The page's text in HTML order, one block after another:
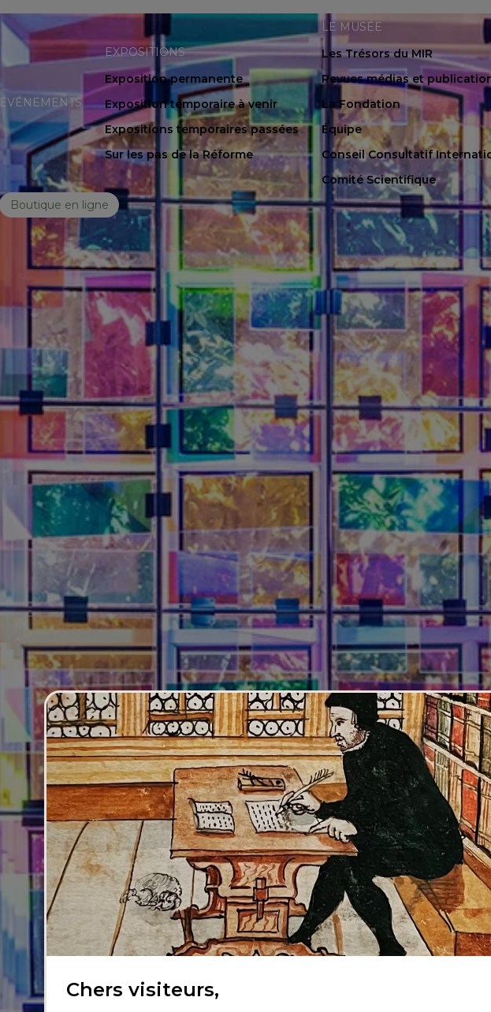
ÉVÉNEMENTS
EXPOSITIONS
Exposition permanente
Exposition temporaire à venir
Expositions temporaires passées
Sur les pas de la Réforme
LE MUSÉE
Les Trésors du MIR
Revues médias et
La Fondation
Équipe
Conseil Consultatif
Comité Scientifique
Boutique en ligne
Chers visiteurs,